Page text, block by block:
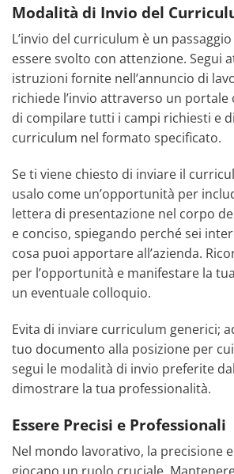
Modalità di Invio del
L’invio del curriculum è un
essere svolto con attenzione. Segui
istruzioni fornite nell’annuncio di
richiede l’invio attraverso un portale
di compilare tutti i campi richiesti e
curriculum nel formato specificato.
Se ti viene chiesto di inviare il
usalo come un’opportunità per
lettera di presentazione nel corpo
e conciso, spiegando perché sei
cosa puoi apportare all’azienda.
per l’opportunità e manifestare la
un eventuale colloquio.
Evita di inviare curriculum generici;
tuo documento alla posizione per
segui le modalità di invio preferite
dimostrare la tua professionalità.
Essere Precisi e Professionali
Nel mondo lavorativo, la precisione